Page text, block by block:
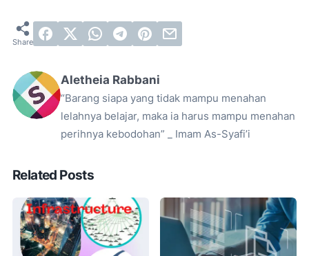
Aletheia Rabbani
“Barang siapa yang tidak mampu menahan
lelahnya belajar, maka ia harus mampu menahan
perihnya kebodohan” _ Imam As-Syafi’i
Related Posts